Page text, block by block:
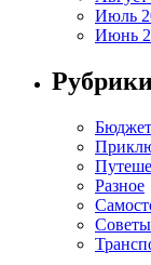
Июль
Июнь
Разное